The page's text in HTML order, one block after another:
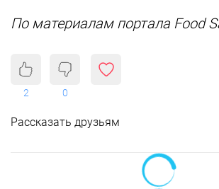
По материалам портала Food
2 0
Рассказать друзьям